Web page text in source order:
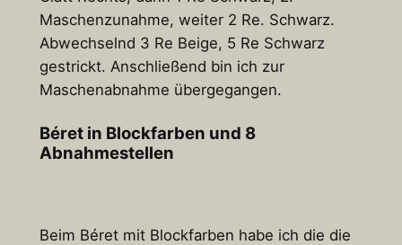
Maschenzunahme, weiter 2 Re. Schwarz.
Abwechselnd 3 Re Beige, 5 Re Schwarz
gestrickt. Anschließend bin ich zur
Maschenabnahme übergegangen.
Béret in Blockfarben und 8
Abnahmestellen
Beim Béret mit Blockfarben habe ich die die